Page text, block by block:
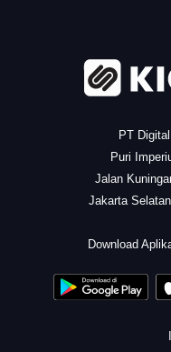
PT
Puri
Jalan
Jakarta
Download